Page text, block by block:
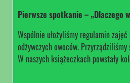
Pierwsze spotkanie – „Dlaczego
Wspólnie ułożyliśmy regulamin
odżywczych owoców.
W naszych książeczkach powstały